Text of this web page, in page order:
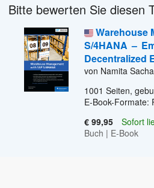
Bitte bewerten Sie diesen
Warehouse
S/4HANA –
Decentralized
von Namita
1001 Seiten,
E-Book-Formate:
€ 99,95
Sofort
Buch | E-Book